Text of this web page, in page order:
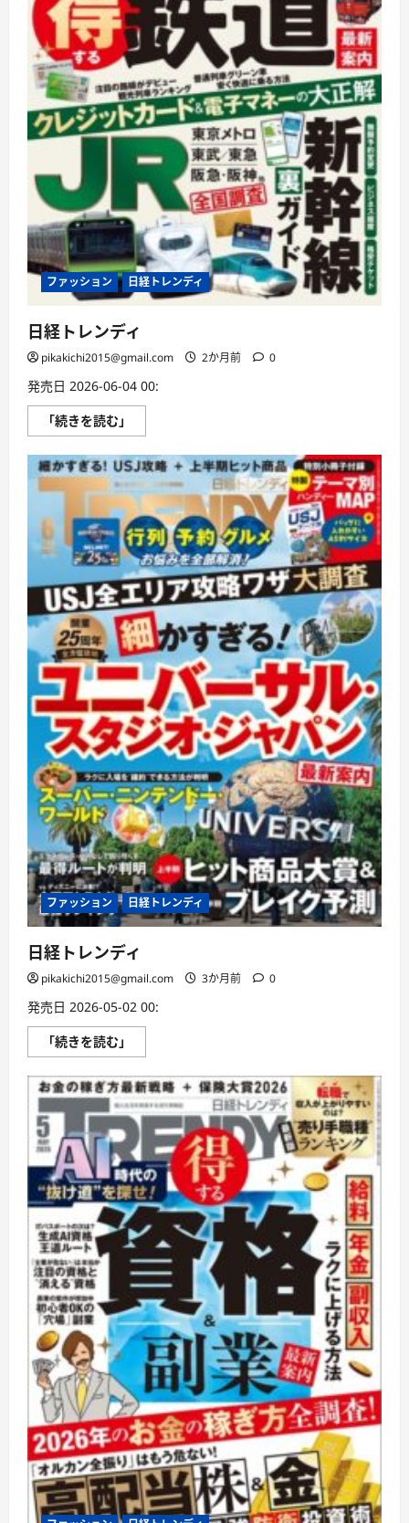
ファッション 日経トレンディ
日経トレンディ
pikakichi2015@gmail.com 2か月前 0
発売日 2026-06-04 00:
「続きを読む」
経
レ
ン
デ
ィ
に
つ
い
て
さ
ら
に
読
む
ファッション 日経トレンディ
日経トレンディ
pikakichi2015@gmail.com 3か月前 0
発売日 2026-05-02 00:
「続きを読む」
経
レ
ン
デ
ィ
に
つ
い
て
さ
ら
に
読
む